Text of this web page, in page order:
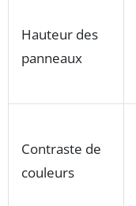
Hauteur des
panneaux
Contraste de
couleurs